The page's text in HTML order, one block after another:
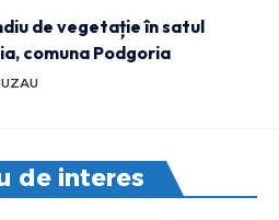
de vegetație în satul
comuna Podgoria
de interes